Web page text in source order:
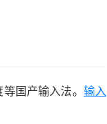
国产输入法。 输入